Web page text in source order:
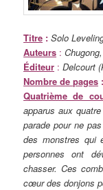
Titre : Solo
Auteurs :
Éditeur : Delcourt
Nombre de pages :
Quatrième de
apparus aux
parade pour ne
des monstres qui
personnes ont
chasser. Ces
cœur des donjons